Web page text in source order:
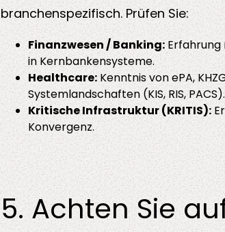
branchenspezifisch. Prüfen Sie:
Finanzwesen / Banking:Erfahrung
in Kernbankensysteme.
Healthcare:Kenntnis von ePA,
Systemlandschaften (KIS, RIS, PACS).
Kritische Infrastruktur (KRITIS):
Konvergenz.
5. Achten Sie